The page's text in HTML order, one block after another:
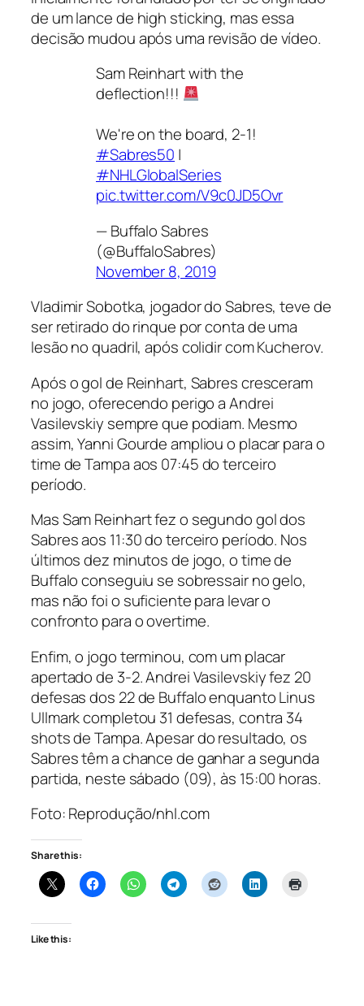
de um lance de high sticking, mas essa
decisão mudou após uma revisão de vídeo.
Sam Reinhart with the
deflection!!!
We're on the board, 2-1!
#Sabres50 |
#NHLGlobalSeries
pic.twitter.com/V9c0JD5Ovr
— Buffalo Sabres
(@BuffaloSabres)
November 8, 2019
Vladimir Sobotka, jogador do Sabres, teve de
ser retirado do rinque por conta de uma
lesão no quadril, após colidir com Kucherov.
Após o gol de Reinhart, Sabres cresceram
no jogo, oferecendo perigo a Andrei
Vasilevskiy sempre que podiam. Mesmo
assim, Yanni Gourde ampliou o placar para o
time de Tampa aos 07:45 do terceiro
período.
Mas Sam Reinhart fez o segundo gol dos
Sabres aos 11:30 do terceiro período. Nos
últimos dez minutos de jogo, o time de
Buffalo conseguiu se sobressair no gelo,
mas não foi o suficiente para levar o
confronto para oovertime.
Enfim, o jogo terminou, com um placar
apertado de 3-2. Andrei Vasilevskiy fez 20
defesas dos 22 de Buffalo enquanto Linus
Ullmark completou 31 defesas, contra 34
shotsde Tampa. Apesar do resultado, os
Sabres têm a chance de ganhar a segunda
partida, neste sábado (09), às 15:00 horas.
Foto: Reprodução/nhl.com
Share this:
Like this: